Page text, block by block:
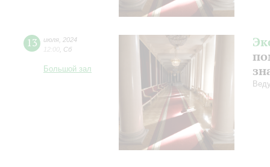
13 июля 2024
12:00 Сб
Большой зал